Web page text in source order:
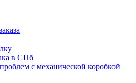
в СПб
с механической коробкой